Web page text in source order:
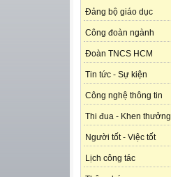
Đảng bộ giáo dục
Công đoàn ngành
Đoàn TNCS HCM
Tin tức - Sự kiện
Công nghệ thông tin
Thi đua - Khen thưởng
Người tốt - Việc tốt
Lịch công tác